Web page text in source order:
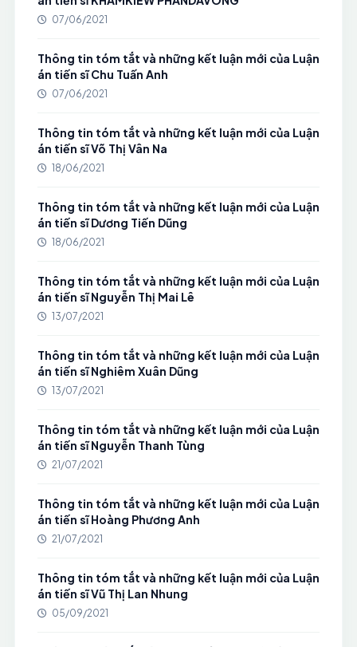
07/06/2021
Thông tin tóm tắt và những kết luận mới của Luận
án tiến sĩ Chu Tuấn Anh
07/06/2021
Thông tin tóm tắt và những kết luận mới của Luận
án tiến sĩ Võ Thị Vân Na
18/06/2021
Thông tin tóm tắt và những kết luận mới của Luận
án tiến sĩ Dương Tiến Dũng
18/06/2021
Thông tin tóm tắt và những kết luận mới của Luận
án tiến sĩ Nguyễn Thị Mai Lê
13/07/2021
Thông tin tóm tắt và những kết luận mới của Luận
án tiến sĩ Nghiêm Xuân Dũng
13/07/2021
Thông tin tóm tắt và những kết luận mới của Luận
án tiến sĩ Nguyễn Thanh Tùng
21/07/2021
Thông tin tóm tắt và những kết luận mới của Luận
án tiến sĩ Hoàng Phương Anh
21/07/2021
Thông tin tóm tắt và những kết luận mới của Luận
án tiến sĩ Vũ Thị Lan Nhung
05/09/2021